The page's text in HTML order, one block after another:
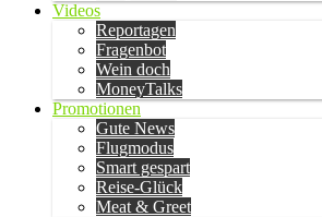
Videos
Reportagen
Fragenbot
Wein doch
MoneyTalks
Promotionen
Gute News
Flugmodus
Smart gespart
Reise-Glück
Meat & Greet